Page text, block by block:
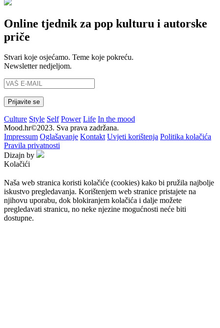
Online tjednik za pop kulturu i autorske
priče
Stvari koje osjećamo. Teme koje pokreću.
Newsletter nedjeljom.
Culture Style Self Power Life In the mood
Mood.hr©2023. Sva prava zadržana.
Impressum Oglašavanje Kontakt Uvjeti korištenja Politika kolačića
Pravila privatnosti
Dizajn by
Kolačići
Naša web stranica koristi kolačiće (cookies) kako bi pružila najbolje
iskustvo pregledavanja. Korištenjem web stranice pristajete na
njihovu uporabu, dok blokiranjem kolačića i dalje možete
pregledavati stranicu, no neke njezine mogućnosti neće biti
dostupne.